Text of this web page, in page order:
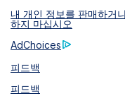
내 개인 정보를 판매하거
하지 마십시오
AdChoices
피드백
피드백